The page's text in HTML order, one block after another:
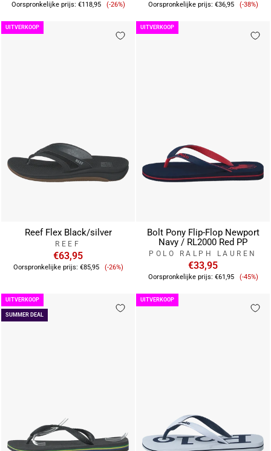
Oorspronkelijke prijs: €118,95 Verkoopprijs
(-26%) Oorspronkelijke prijs: €36,95 (-38%)
UITVERKOOP
Reef Flex Black/silver
REEF
€63,95
Oorspronkelijke prijs: €85,95 Verkoopprijs
(-26%)
UITVERKOOP
Bolt Pony Flip-Flop Newport
Navy / RL2000 Red PP
POLO RALPH LAUREN
€33,95
Oorspronkelijke prijs: €61,95 (-45%)
SUMMER DEAL
UITVERKOOP UITVERKOOP